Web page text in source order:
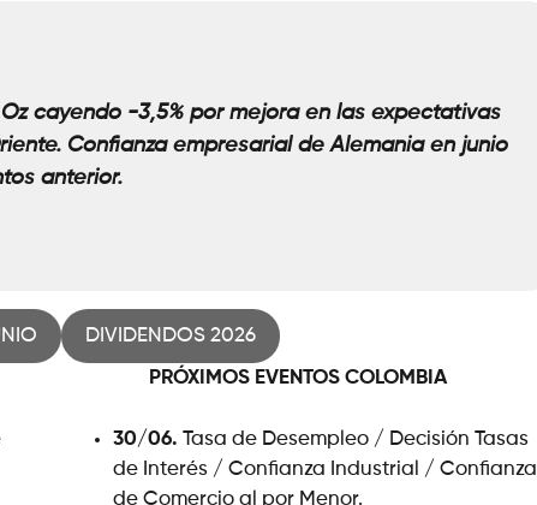
cayendo -3,5% por mejora en las expectativas
Confianza empresarial de Alemania en junio
anterior.
DIVIDENDOS 2026
PRÓXIMOS EVENTOS COLOMBIA
30/06. Tasa de Desempleo / Decisión Tasas
de Interés / Confianza Industrial / Confianza
de Comercio al por Menor.